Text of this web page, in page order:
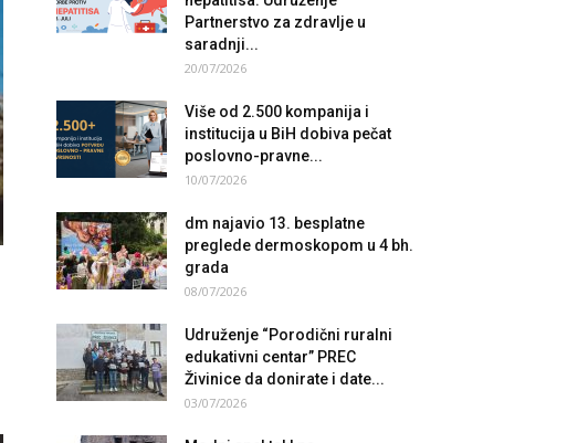
Partnerstvo za zdravlje u
saradnji...
20/07/2026
Više od 2.500 kompanija i
institucija u BiH dobiva pečat
poslovno-pravne...
10/07/2026
dm najavio 13. besplatne
preglede dermoskopom u 4 bh.
grada
08/07/2026
Udruženje “Porodični ruralni
edukativni centar” PREC
Živinice da donirate i date...
03/07/2026